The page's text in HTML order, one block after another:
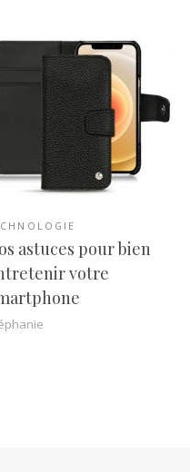
astuces pour bien
votre